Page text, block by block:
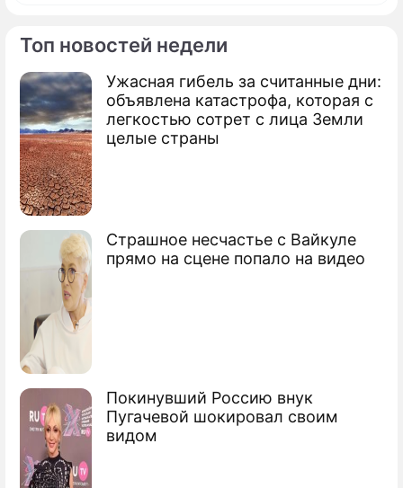
Топ новостей недели
Ужасная гибель за считанные дни:
объявлена катастрофа, которая с
легкостью сотрет с лица Земли
целые страны
Страшное несчастье с Вайкуле
прямо на сцене попало на видео
Покинувший Россию внук
Пугачевой шокировал своим
видом
По теме
Продолжение: Как голосовали
депутаты на выборах